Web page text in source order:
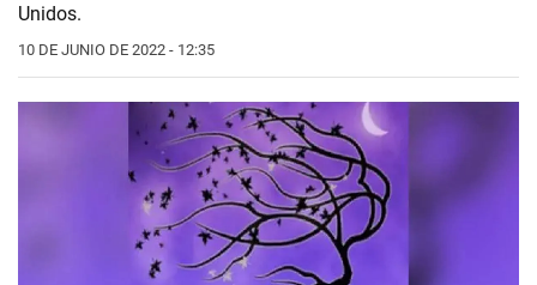
Unidos.
10 DE JUNIO DE 2022 - 12:35